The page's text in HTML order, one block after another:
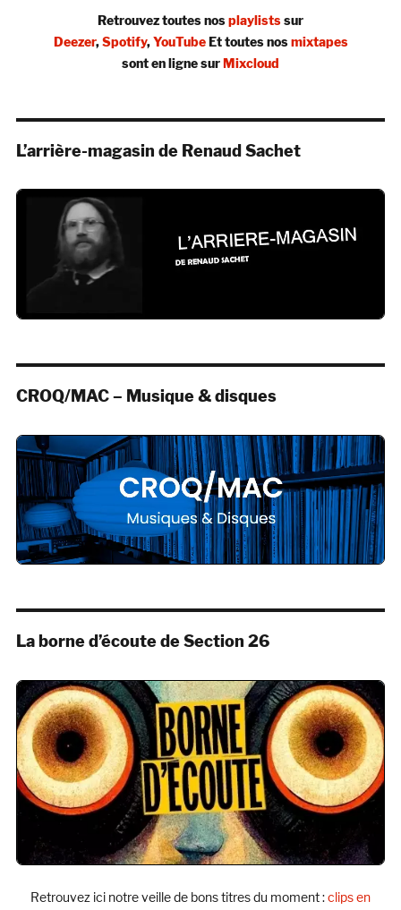
Retrouvez toutes nosplaylistssur
Deezer,Spotify,YouTubeEt toutes nosmixtapes
sont en ligne surMixcloud
L’arrière-magasin de Renaud Sachet
CROQ/MAC – Musique & disques
La borne d’écoute de Section 26
Retrouvez ici notre veille de bons titres du moment :clips en